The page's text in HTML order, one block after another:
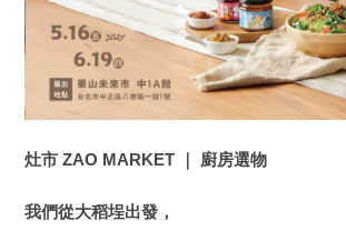
灶市 ZAO MARKET ｜ 廚房選物
我們從大稻埕出發，